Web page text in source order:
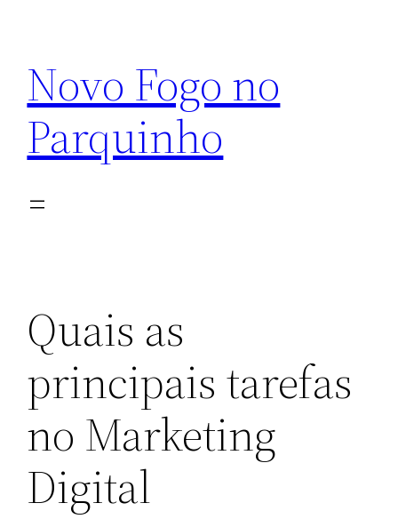
conteúdo
Novo Fogo no
Parquinho
Quais as
principais tarefas
no Marketing
Digital